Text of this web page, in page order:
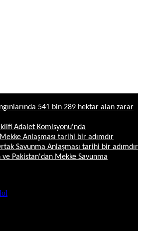
541 bin 289 hektar alan zarar
Adalet Komisyonu'nda
Anlaşması tarihi bir adımdır
Savunma Anlaşması tarihi bir adımdır
Pakistan'dan Mekke Savunma